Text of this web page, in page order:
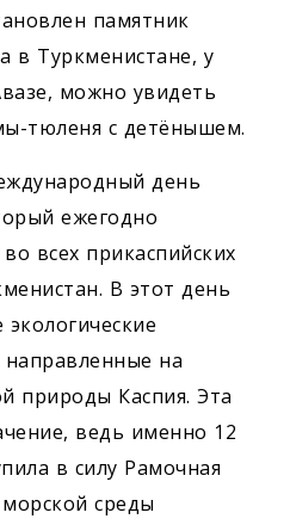
памятник
в Туркменистане, у
можно увидеть
тюленя с детёнышем.
день
ежегодно
всех прикаспийских
В этот день
на
природы Каспия. Эта
ведь именно 12
в силу Рамочная
среды